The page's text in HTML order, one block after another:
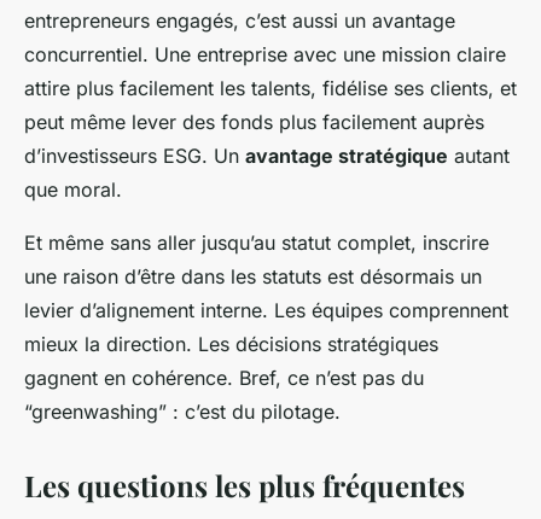
entrepreneurs engagés, c’est aussi un avantage
concurrentiel. Une entreprise avec une mission claire
attire plus facilement les talents, fidélise ses clients, et
peut même lever des fonds plus facilement auprès
d’investisseurs ESG. Un avantage stratégique autant
que moral.
Et même sans aller jusqu’au statut complet, inscrire
une raison d’être dans les statuts est désormais un
levier d’alignement interne. Les équipes comprennent
mieux la direction. Les décisions stratégiques
gagnent en cohérence. Bref, ce n’est pas du
“greenwashing” : c’est du pilotage.
Les questions les plus fréquentes